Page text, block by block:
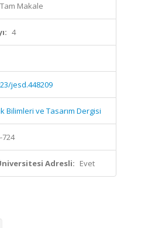
Makale
4
jesd.448209
Bilimleri ve Tasarım Dergisi
724
Adresli: Evet